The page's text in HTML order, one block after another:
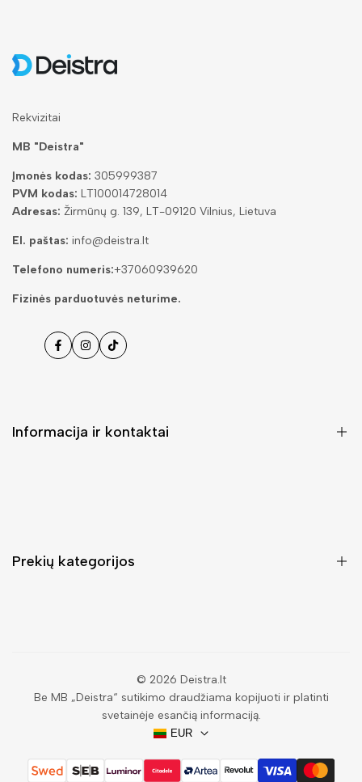
Rekvizitai
MB "Deistra"
Įmonės kodas: 305999387
PVM kodas: LT100014728014
Adresas: Žirmūnų g. 139, LT-09120 Vilnius, Lietuva
El. paštas: info@deistra.lt
Telefono numeris:+37060939620
Fizinės parduotuvės neturime.
FacebookInstagramas
Tiktok
Informacija ir kontaktai
Prekių kategorijos
Kuprinės moterims
Vyriškos piniginės
© 2026 Deistra.lt
Be MB „Deistra“ sutikimo draudžiama kopijuoti ir platinti
svetainėje esančią informaciją.
EUR